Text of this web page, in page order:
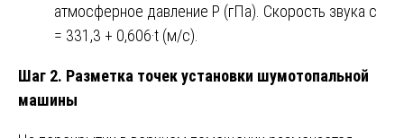
атмосферное давление P (гПа). Скорость звука c
= 331,3 + 0,606·t (м/с).
Шаг 2. Разметка точек установки шумотопальной
машины